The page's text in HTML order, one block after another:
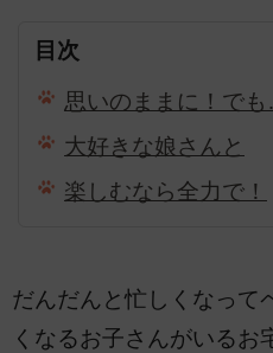
目次
思いのままに！で
大好きな娘さんと
楽しむなら全力で！
だんだんと忙しくなって
くなるお子さんがいるお